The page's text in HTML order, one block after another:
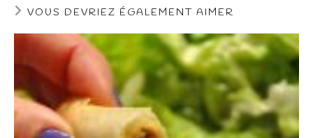
VOUS DEVRIEZ ÉGALEMENT AIMER